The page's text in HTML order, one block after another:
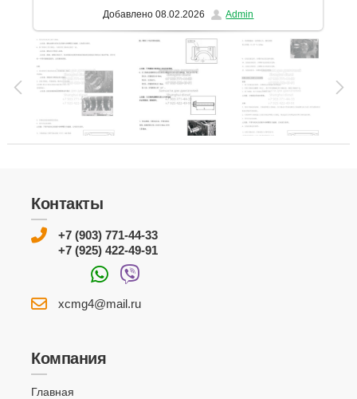
Добавлено 08.02.2026 Admin
Контакты
+7 (903) 771-44-33
+7 (925) 422-49-91
xcmg4@mail.ru
Компания
Главная